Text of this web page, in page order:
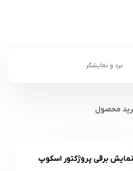
برد و نمایشگر
محصول
برقی پروژکتور اسکوپ